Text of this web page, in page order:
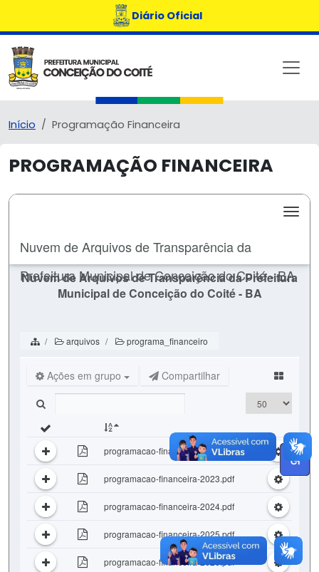
Diário Oficial
Início Programação Financeira
PROGRAMAÇÃO FINANCEIRA